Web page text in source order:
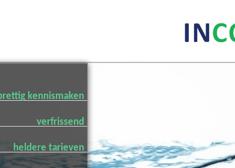
kennismaken
verfrissend
heldere tarieven